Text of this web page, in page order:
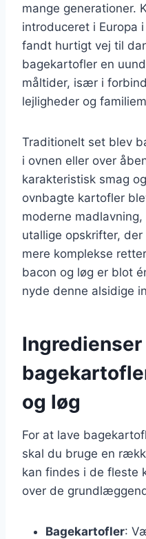
mange generationer.
introduceret i Europa
fandt hurtigt vej til
bagekartofler en
måltider, især i
lejligheder og
Traditionelt set blev
i ovnen eller over
karakteristisk smag
ovnbagte kartofler
moderne
utallige opskrifter,
mere komplekse
bacon og løg er blot
nyde denne alsidige
og løg
For at lave
skal du bruge en
kan findes i de fleste
over de
Bagekartofler: